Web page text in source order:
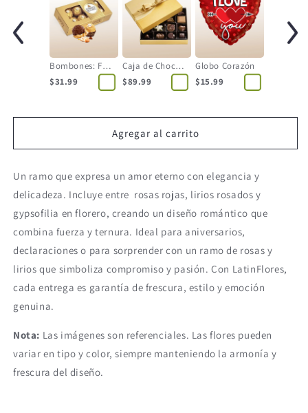
Bombones: Ferrero Rocher
$31.99
Caja de Chocolates
$89.99
Globo Corazón
$15.99
Agregar al carrito
Un ramo que expresa un amor eterno con elegancia y
delicadeza. Incluye entre rosas rojas, lirios rosados y
gypsofilia en florero, creando un diseño romántico que
combina fuerza y ternura. Ideal para aniversarios,
declaraciones o para sorprender con un ramo de rosas y
lirios que simboliza compromiso y pasión. Con LatinFlores,
cada entrega es garantía de frescura, estilo y emoción
genuina.
Nota: Las imágenes son referenciales. Las flores pueden
variar en tipo y color, siempre manteniendo la armonía y
frescura del diseño.